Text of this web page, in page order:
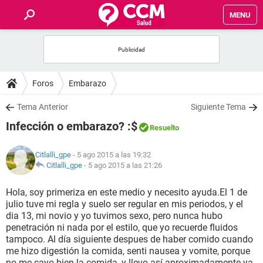
MENU
FOROS
SALUD
NUTRICIÓN
BIENESTAR
SEXUALIDAD
GLOSARIO
Foros Embarazo
Tema Anterior Siguiente Tema
Infección o embarazo? :$ Resuelto
Citlalli_gpe - 5 ago 2015 a las 19:32
Citlalli_gpe - 5 ago 2015 a las 21:26
Hola, soy primeriza en este medio y necesito ayuda.El 1 de
julio tuve mi regla y suelo ser regular en mis periodos, y el
dia 13, mi novio y yo tuvimos sexo, pero nunca hubo
penetración ni nada por el estilo, que yo recuerde fluidos
tampoco. Al día siguiente despues de haber comido cuando
me hizo digestión la comida, senti nausea y vomite, porque